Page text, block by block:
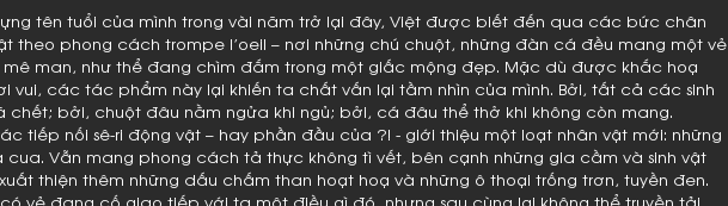
tên tuổi của mình trong vài năm trở lại đây, Việt được biết đến qua các bức chân
theo phong cách trompe l’oeil – nơi những chú chuột, những đàn cá đều mang một vẻ
mê man, như thể đang chìm đắm trong một giấc mộng đẹp. Mặc dù được khắc hoạ
vui, các tác phẩm này lại khiến ta chất vấn lại tầm nhìn của mình. Bởi, tất cả các sinh
chết; bởi, chuột đâu nằm ngửa khi ngủ; bởi, cá đâu thể thở khi không còn mang.
tiếp nối sê-ri động vật – hay phần đầu của ?! - giới thiệu một loạt nhân vật mới: những
cua. Vẫn mang phong cách tả thực không tì vết, bên cạnh những gia cầm và sinh vật
thiện thêm những dấu chấm than hoạt hoạ và những ô thoại trống trơn, tuyền đen.